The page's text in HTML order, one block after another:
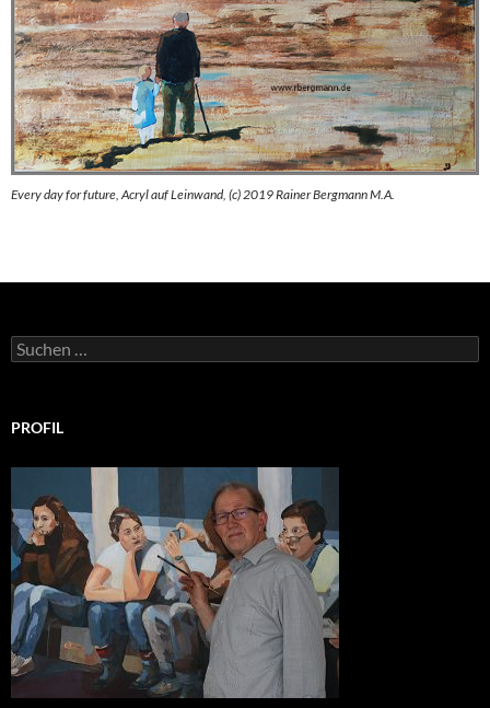
Every day for future, Acryl auf Leinwand, (c) 2019 Rainer Bergmann M.A.
Suchen
nach:
PROFIL